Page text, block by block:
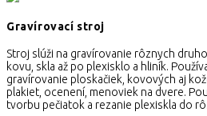
Gravírovací stroj
Stroj slúži na gravírovanie rôznych
kovu, skla až po plexisklo a hliník.
gravírovanie ploskačiek, kovových aj
plakiet, ocenení, menoviek na dvere.
tvorbu pečiatok a rezanie plexiskla do